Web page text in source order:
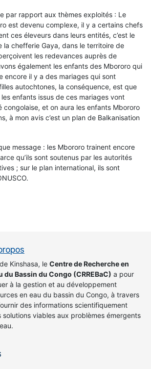
par rapport aux thèmes exploités : Le
est devenu complexe, il y a certains chefs
ces éleveurs dans leurs entités, c’est le
la chefferie Gaya, dans le territoire de
les redevances auprès de
également les enfants des Mbororo qui
encore il y a des mariages qui sont
autochtones, la conséquence, est que
enfants issus de ces mariages vont
congolaise, et on aura les enfants Mbororo
à mon avis c’est un plan de Balkanisation
message : les Mbororo trainent encore
qu’ils sont soutenus par les autorités
; sur le plan international, ils sont
Kinshasa, le Centre de Recherche en
du Bassin du Congo (CRREBaC) a pour
à la gestion et au développement
en eau du bassin du Congo, à travers
des informations scientifiquement
viables aux problèmes émergents